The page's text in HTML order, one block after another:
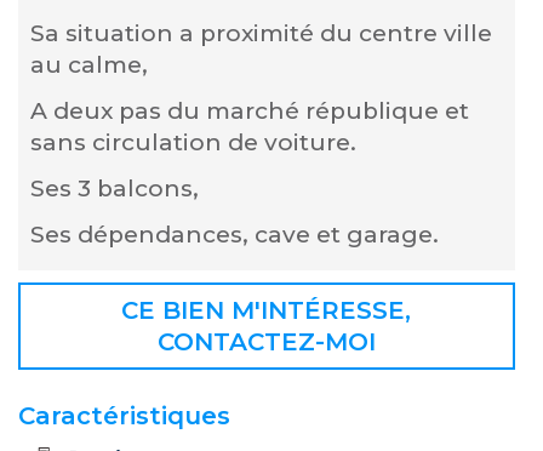
Sa situation a proximité du centre ville
au calme,
A deux pas du marché république et
sans circulation de voiture.
Ses 3 balcons,
Ses dépendances, cave et garage.
CE BIEN M'INTÉRESSE,
CONTACTEZ-MOI
Caractéristiques